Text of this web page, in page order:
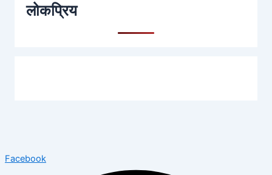
लोकप्रिय
Facebook